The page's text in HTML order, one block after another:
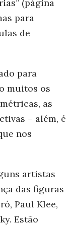
(página
para
de
para
muitos os
as
– além, é
nos
artistas
das figuras
Paul Klee,
Estão